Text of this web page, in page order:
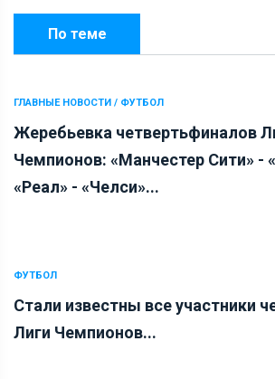
По теме
ГЛАВНЫЕ НОВОСТИ / ФУТБОЛ
Жеребьевка четвертьфиналов
Чемпионов: «Манчестер Сити» -
«Реал» - «Челси»...
ФУТБОЛ
Стали известны все участники
Лиги Чемпионов...